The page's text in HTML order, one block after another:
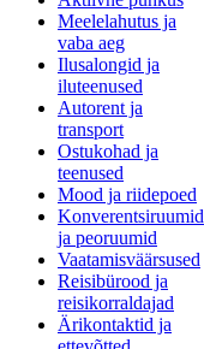
Meelelahutus ja
vaba aeg
Ilusalongid ja
iluteenused
Autorent ja
transport
Ostukohad ja
teenused
Mood ja riidepoed
Konverentsiruumid
ja peoruumid
Vaatamisväärsused
Reisibürood ja
reisikorraldajad
Ärikontaktid ja